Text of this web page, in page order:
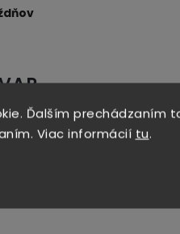
Ďalším prechádzaním
Viac informácií tu.